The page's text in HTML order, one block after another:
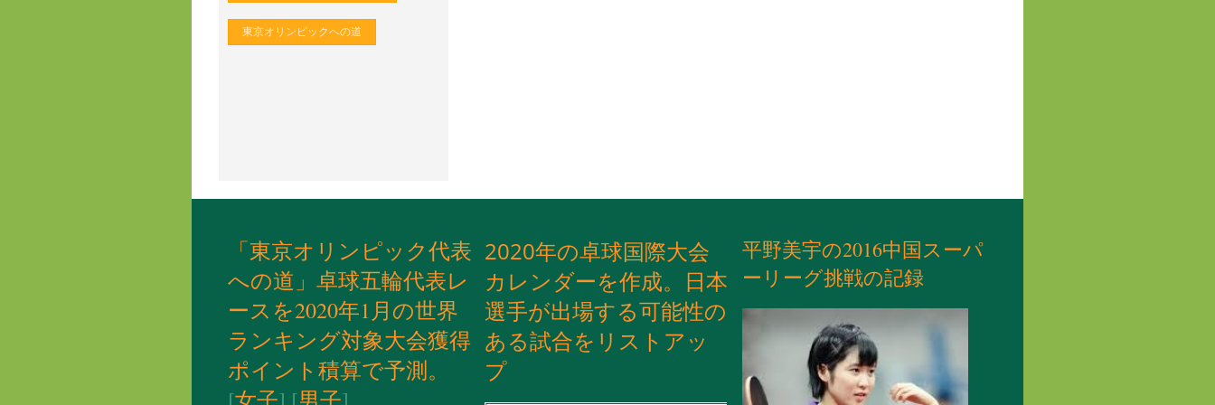
東京オリンピックへの道
「東京オリンピック代表
への道」卓球五輪代表レ
ースを2020年1月の世界
ランキング対象大会獲得
ポイント積算で予測。
2020年の卓球国際大会
カレンダーを作成。日本
選手が出場する可能性の
ある試合をリストアッ
プ
平野美宇の2016中国スーパ
ーリーグ挑戦の記録